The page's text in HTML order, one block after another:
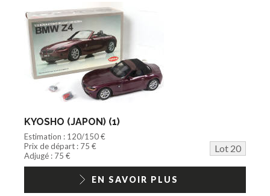
KYOSHO (JAPON) (1)
Estimation : 120/150 €
Prix de départ : 75 €
Lot 20
Adjugé : 75 €
EN SAVOIR PLUS